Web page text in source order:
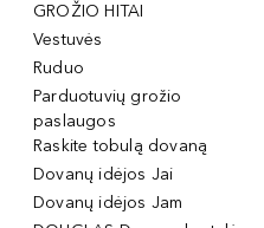
GROŽIO HITAI
Vestuvės
Ruduo
Parduotuvių grožio
paslaugos
Raskite tobulą dovaną
Dovanų idėjos Jai
Dovanų idėjos Jam